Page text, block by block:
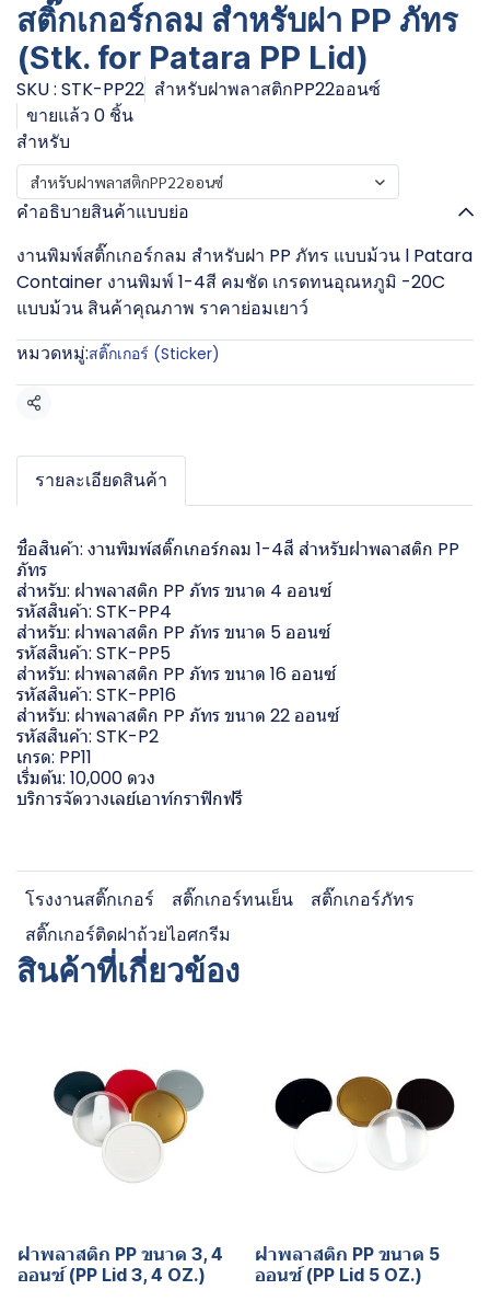
สติ๊กเกอร์กลม สำหรับฝา PP ภัทร
(Stk. for Patara PP Lid)
SKU : STK-PP22 สำหรับฝาพลาสติกPP22ออนซ์
ขายแล้ว 0 ชิ้น
สำหรับ
สำหรับฝาพลาสติกPP22ออนซ์
คำอธิบายสินค้าแบบย่อ
งานพิมพ์สติ๊กเกอร์กลม สำหรับฝา PP ภัทร แบบม้วน l Patara
Container งานพิมพ์ 1-4สี คมชัด เกรดทนอุณหภูมิ -20C
แบบม้วน สินค้าคุณภาพ ราคาย่อมเยาว์
หมวดหมู่:สติ๊กเกอร์ (Sticker)
แชร์
รายละเอียดสินค้า
ชื่อสินค้า: งานพิมพ์สติ๊กเกอร์กลม 1-4สี สำหรับฝาพลาสติก PP
ภัทร
สำหรับ: ฝาพลาสติก PP ภัทร ขนาด 4 ออนซ์
รหัสสินค้า: STK-PP4
สำหรับ: ฝาพลาสติก PP ภัทร ขนาด 5 ออนซ์
รหัสสินค้า: STK-PP5
สำหรับ: ฝาพลาสติก PP ภัทร ขนาด 16 ออนซ์
รหัสสินค้า: STK-PP16
สำหรับ: ฝาพลาสติก PP ภัทร ขนาด 22 ออนซ์
รหัสสินค้า: STK-P2
เกรด: PP11
เริ่มต้น: 10,000 ดวง
บริการจัดวางเลย์เอาท์กราฟิกฟรี
โรงงานสติ๊กเกอร์ สติ๊กเกอร์ทนเย็น
สติ๊กเกอร์ภัทร
สติ๊กเกอร์ติดฝาถ้วยไอศกรีม
สินค้าที่เกี่ยวข้อง
ฝาพลาสติก PP ขนาด 3, 4
ออนซ์ (PP Lid 3, 4 OZ.)
ฝาพลาสติก PP ขนาด 5
ออนซ์ (PP Lid 5 OZ.)